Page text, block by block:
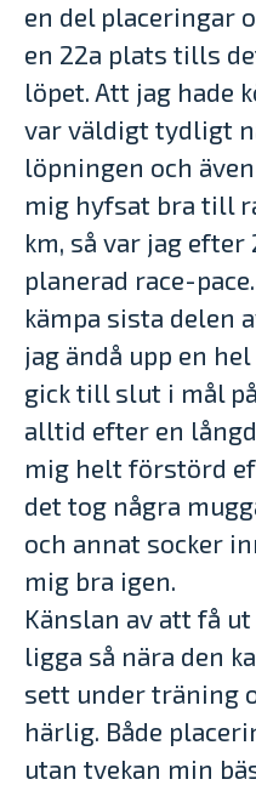
en del placeringar
en 22a plats tills
löpet. Att jag hade
var väldigt tydligt
löpningen och
mig hyfsat bra till
km, så var jag
planerad race-
kämpa sista delen
jag ändå upp en
gick till slut i mål
alltid efter en
mig helt förstörd
det tog några
och annat socker
mig bra igen.
Känslan av att få
ligga så nära den
sett under träning
härlig. Både
utan tvekan min